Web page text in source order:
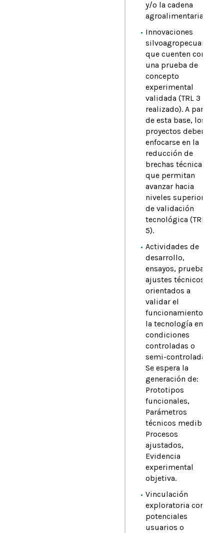
y/o la cadena
agroalimentaria.
Innovaciones
silvoagropecuarias
que cuenten con
una prueba de
concepto
experimental
validada (TRL 3
realizado). A partir
de esta base, los
proyectos deberán
enfocarse en la
reducción de
brechas técnicas
que permitan
avanzar hacia
niveles superiores
de validación
tecnológica (TRL
5).
Actividades de
desarrollo,
ensayos, pruebas y
ajustes técnicos
orientados a
validar el
funcionamiento de
la tecnología en
condiciones
controladas o
semi-controladas.
Se espera la
generación de:
Prototipos
funcionales,
Parámetros
técnicos medibles,
Procesos
ajustados,
Evidencia
experimental
objetiva.
Vinculación
exploratoria con
potenciales
usuarios o